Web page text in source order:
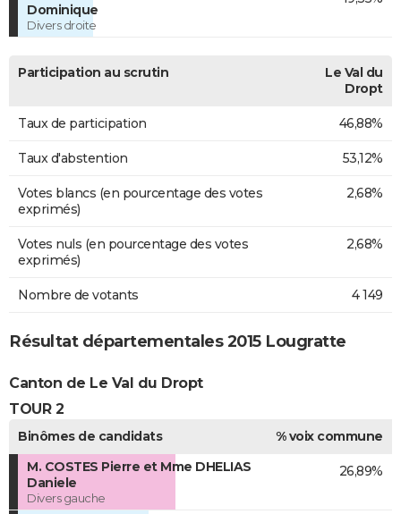
Dominique
Divers droite
Participation au scrutin
Le Val du
Dropt
Taux de participation 46,88%
Taux d'abstention 53,12%
Votes blancs (en pourcentage des votes
exprimés)
2,68%
Votes nuls (en pourcentage des votes
exprimés)
2,68%
Nombre de votants 4 149
Résultat départementales 2015 Lougratte
Canton de Le Val du Dropt
TOUR 2
Binômes de candidats
% voix commune
M. COSTES Pierre et Mme DHELIAS
Daniele
Divers gauche
26,89%